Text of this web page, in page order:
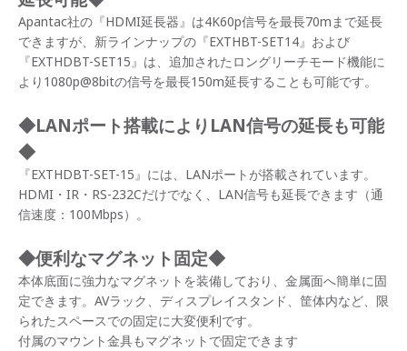
Apantac社の『HDMI延長器』は4K60p信号を最長70mまで延長
できますが、新ラインナップの『EXTHBT-SET14』および
『EXTHDBT-SET15』は、追加されたロングリーチモード機能に
より1080p@8bitの信号を最長150m延長することも可能です。
◆LANポート搭載によりLAN信号の延長も可能
◆
『EXTHDBT-SET-15』には、LANポートが搭載されています。
HDMI・IR・RS-232Cだけでなく、LAN信号も延長できます（通
信速度：100Mbps）。
◆便利なマグネット固定◆
本体底面に強力なマグネットを装備しており、金属面へ簡単に固
定できます。AVラック、ディスプレイスタンド、筐体内など、限
られたスペースでの固定に大変便利です。
付属のマウント金具もマグネットで固定できます